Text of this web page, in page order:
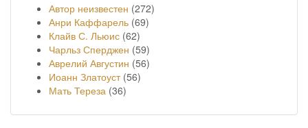
Автор неизвестен (272)
Анри Каффарель (69)
Клайв С. Льюис (62)
Чарльз Сперджен (59)
Аврелий Августин (56)
Иоанн Златоуст(56)
Мать Тереза (36)